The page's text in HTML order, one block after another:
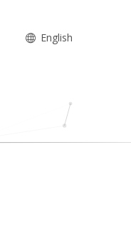
English